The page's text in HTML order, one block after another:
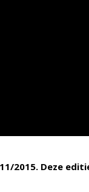
2015. Deze